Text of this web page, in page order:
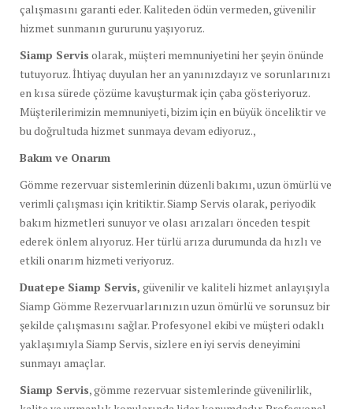
çalışmasını garanti eder. Kaliteden ödün vermeden, güvenilir
hizmet sunmanın gururunu yaşıyoruz.
Siamp Servis olarak, müşteri memnuniyetini her şeyin önünde
tutuyoruz. İhtiyaç duyulan her an yanınızdayız ve sorunlarınızı
en kısa sürede çözüme kavuşturmak için çaba gösteriyoruz.
Müşterilerimizin memnuniyeti, bizim için en büyük önceliktir ve
bu doğrultuda hizmet sunmaya devam ediyoruz.,
Bakım ve Onarım
Gömme rezervuar sistemlerinin düzenli bakımı, uzun ömürlü ve
verimli çalışması için kritiktir. Siamp Servis olarak, periyodik
bakım hizmetleri sunuyor ve olası arızaları önceden tespit
ederek önlem alıyoruz. Her türlü arıza durumunda da hızlı ve
etkili onarım hizmeti veriyoruz.
Duatepe Siamp Servis, güvenilir ve kaliteli hizmet anlayışıyla
Siamp Gömme Rezervuarlarınızın uzun ömürlü ve sorunsuz bir
şekilde çalışmasını sağlar. Profesyonel ekibi ve müşteri odaklı
yaklaşımıyla Siamp Servis, sizlere en iyi servis deneyimini
sunmayı amaçlar.
Siamp Servis, gömme rezervuar sistemlerinde güvenilirlik,